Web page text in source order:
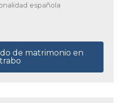
española
de matrimonio en
Itrabo